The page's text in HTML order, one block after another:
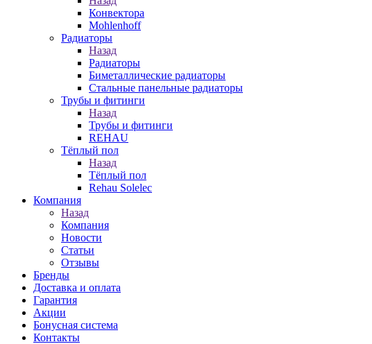
Конвектора
Mohlenhoff
Радиаторы
Назад
Радиаторы
Биметаллические радиаторы
Стальные панельные радиаторы
Трубы и фитинги
Назад
Трубы и фитинги
REHAU
Тёплый пол
Назад
Тёплый пол
Rehau Solelec
Компания
Назад
Компания
Новости
Статьи
Отзывы
Бренды
Доставка и оплата
Гарантия
Акции
Бонусная система
Контакты